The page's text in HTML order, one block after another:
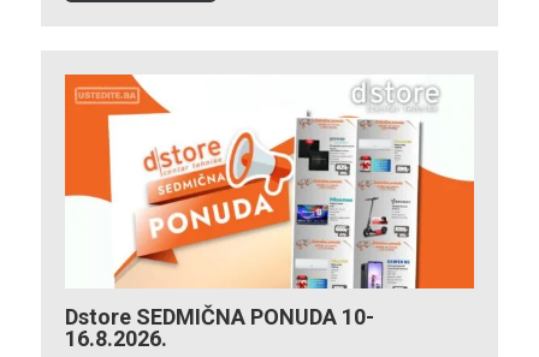
Dstore SEDMIČNA PONUDA 10-
16.8.2026.